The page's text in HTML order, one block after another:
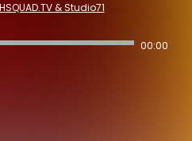
& Studio71
00:00